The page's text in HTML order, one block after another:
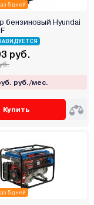
5 дней
бензиновый Hyundai
руб.
руб./мес.
Купить
5 дней